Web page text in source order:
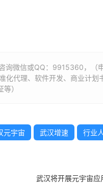
询微信或QQ：9915360，（
化代理、软件开发、商业计划
）
元宇宙 武汉增速 行业
武汉将开展元宇宙应